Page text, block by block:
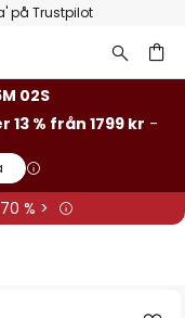
på Trustpilot
01S
13 % från 1799 kr -
% >